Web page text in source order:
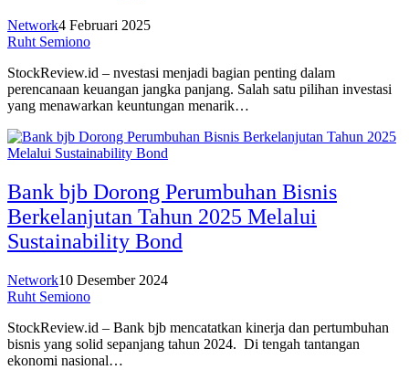
Network4 Februari 2025
Ruht Semiono
StockReview.id – nvestasi menjadi bagian penting dalam
perencanaan keuangan jangka panjang. Salah satu pilihan investasi
yang menawarkan keuntungan menarik…
Bank bjb Dorong Perumbuhan Bisnis
Berkelanjutan Tahun 2025 Melalui
Sustainability Bond
Network10 Desember 2024
Ruht Semiono
StockReview.id – Bank bjb mencatatkan kinerja dan pertumbuhan
bisnis yang solid sepanjang tahun 2024. Di tengah tantangan
ekonomi nasional…